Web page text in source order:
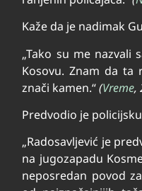
Kaže da je na­di­mak
„Tako su me nazvali
Kosovu. Znam da ta
znači kamen.“(Vreme,
Predvodio je
„Ra­do­sa­vlje­vić je
na ju­go­za­pa­du
ne­po­sre­dan po­vod